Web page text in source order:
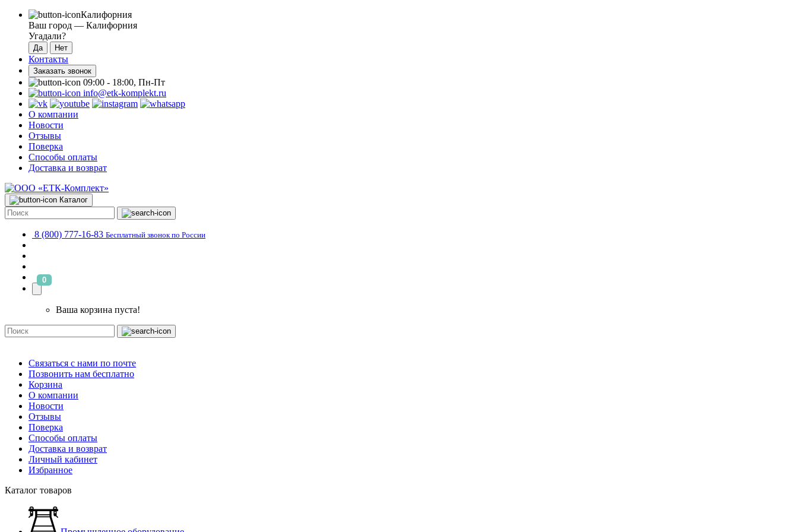
Калифорния
Ваш город — Калифорния
Угадали?
Контакты
Заказать звонок
09:00 - 18:00, Пн-Пт
info@etk-komplekt.ru
О компании
Новости
Отзывы
Поверка
Способы оплаты
Доставка и возврат
Каталог
8 (800) 777-16-83 Бесплатный звонок по России
0
Ваша корзина пуста!
Связаться с нами по почте
Позвонить нам бесплатно
Корзина
О компании
Новости
Отзывы
Поверка
Способы оплаты
Доставка и возврат
Личный кабинет
Избранное
Каталог товаров